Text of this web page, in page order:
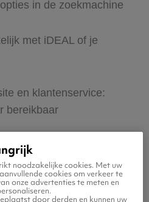
in de zoekmachine
met iDEAL of je
en klantenservice:
bereikbaar
en betalen
hotel of huurauto voor
noodzakelijke cookies. Met uw
cookies om verkeer te
onze advertenties te meten en
door derden en kunnen uw